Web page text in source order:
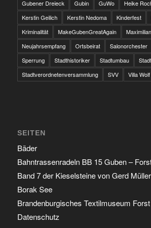
Gubener Dreieck Gubin GuWo Heike
Kerstin Geilich
Kerstin Nedoma Kinderfest
Kriminalität
MakeGubenGreatAgain
Neujahrsempfang
Ortsbeirat Salonorchester
Sperrung
Stadthistoriker Stadtumbau
Stadtverordnetenversammlung
SVV Villa Wolf
SEITEN
Bäder
Bahntrassenradeln BB 15 Guben –
Band 7 der Kieselsteine von Gerd Müller
Borak See
Brandenburgisches Textilmuseum
Datenschutz